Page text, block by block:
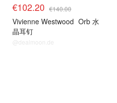
€102.20 €140.00
Vivienne Westwood Orb 水
晶耳钉
@dealmoon.de